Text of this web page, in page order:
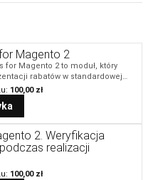
Magento 2
for Magento 2 to moduł, który
rabatów w standardowej
2. Klient widzi nie tylko cenę
po zastosowaniu rabatu oraz
pomaga
w koszyku i checkout,
z reguł koszykowych,
walut lub wielu store view.
być prezentowana w
i order summary bez
plików szablonów Magento.
100,00 zł
2. Weryfikacja
realizacji
100,00 zł